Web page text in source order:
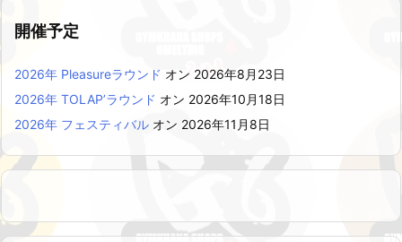
開催予定
2026年 Pleasureラウンド オン 2026年8月23日
2026年 TOLAP’ラウンド オン 2026年10月18日
2026年 フェスティバル オン 2026年11月8日